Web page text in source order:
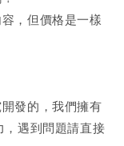
，但價格是一樣
發的，我們擁有
，遇到問題請直接